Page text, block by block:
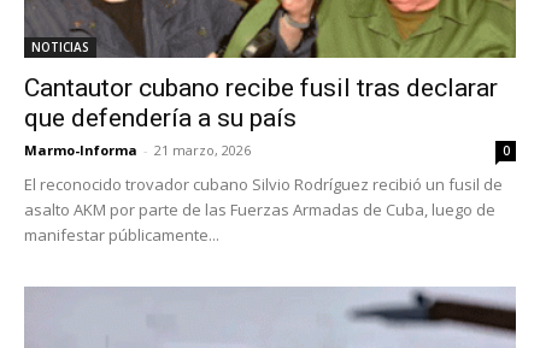
NOTICIAS
Cantautor cubano recibe fusil tras declarar
que defendería a su país
Marmo-Informa - 21 marzo, 2026 0
El reconocido trovador cubano Silvio Rodríguez recibió un fusil de
asalto AKM por parte de las Fuerzas Armadas de Cuba, luego de
manifestar públicamente...